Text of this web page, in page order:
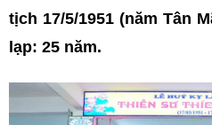
tịch 17/5/1951 (năm Tân
lạp: 25 năm.